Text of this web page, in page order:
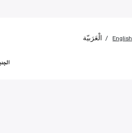
English الْعَرَبيّة